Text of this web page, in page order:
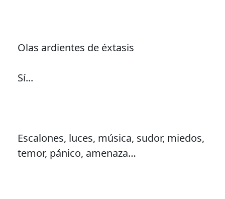
Olas ardientes de éxtasis
Sí...
Escalones, luces, música, sudor, miedos,
temor, pánico, amenaza…